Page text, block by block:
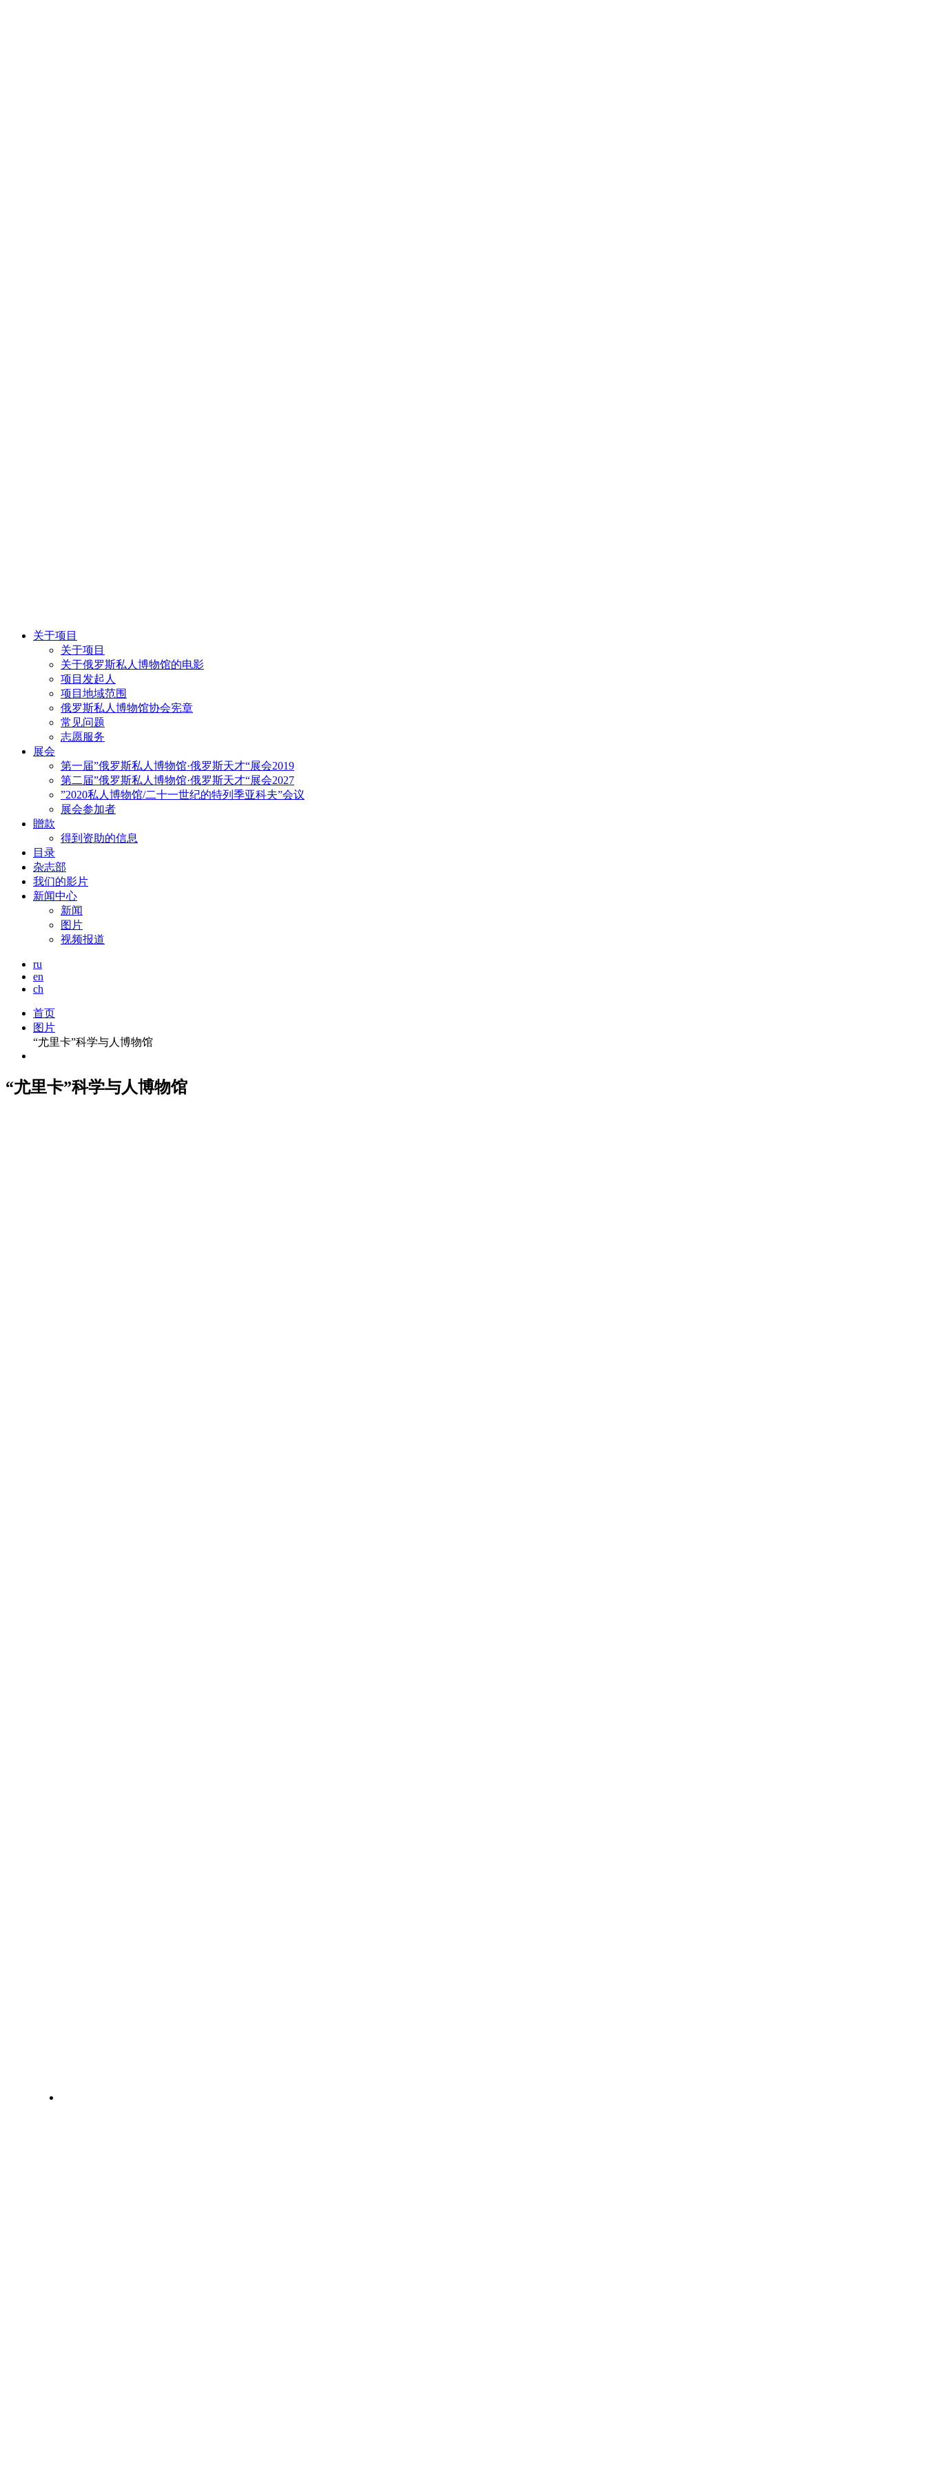
关于项目
关于项目
关于俄罗斯私人博物馆的电影
项目发起人
项目地域范围
俄罗斯私人博物馆协会宪章
常见问题
志愿服务
展会
第一届”俄罗斯私人博物馆·俄罗斯天才“展会2019
第二届”俄罗斯私人博物馆·俄罗斯天才“展会2027
”2020私人博物馆/二十一世纪的特列季亚科夫”会议
展会参加者
贈款
得到资助的信息
目录
杂志部
我们的影片
新闻中心
新闻
图片
视频报道
ru
en
ch
首页
图片
“尤里卡”科学与人博物馆
“尤里卡”科学与人博物馆